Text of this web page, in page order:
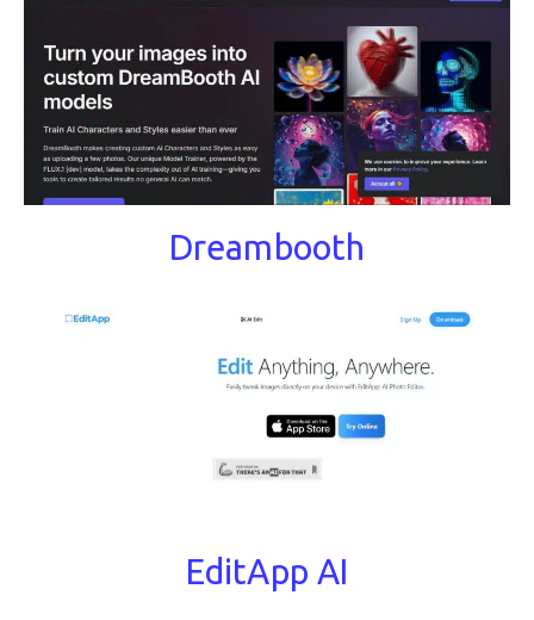
Dreambooth
EditApp AI